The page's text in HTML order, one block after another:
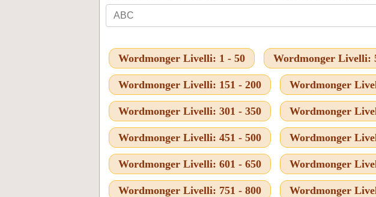
Wordmonger Livelli: 1 - 50 Wordmonger Livelli:
Wordmonger Livelli: 151 - 200 Wordmonger
Wordmonger Livelli: 301 - 350 Wordmonger
Wordmonger Livelli: 451 - 500 Wordmonger
Wordmonger Livelli: 601 - 650 Wordmonger
Wordmonger Livelli: 751 - 800 Wordmonger